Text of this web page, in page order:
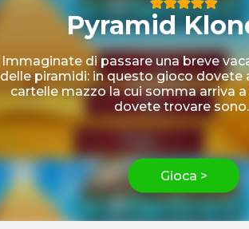
Pyramid
Immaginate di passare una breve
delle piramidi: in questo gioco dovete
cartelle mazzo la cui somma arriva a
dovete trovare
Gioca >